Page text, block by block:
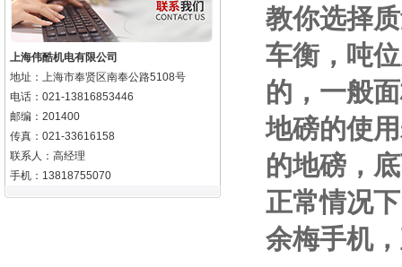
上海伟酷机电有限公司
地址：上海市奉贤区南奉公路5108号
电话：021-13816853446
邮编：201400
传真：021-33616158
联系人：高经理
手机：13818755070
教你选择
车衡，吨
的，一般
地磅的使
的地磅，
正常情况
余梅手机